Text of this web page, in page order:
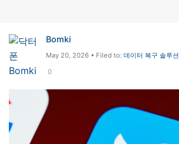
Bomki
May 20, 2026 • Filed to: 데이터 복구 솔루션
0